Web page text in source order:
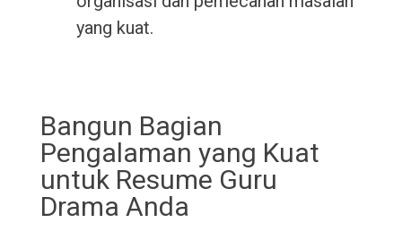
yang kuat.
Bangun Bagian
Pengalaman yang Kuat
untuk Resume Guru
Drama Anda